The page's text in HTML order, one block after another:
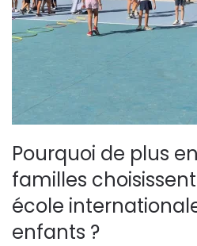
Pourquoi de plus
familles
école
enfants ?